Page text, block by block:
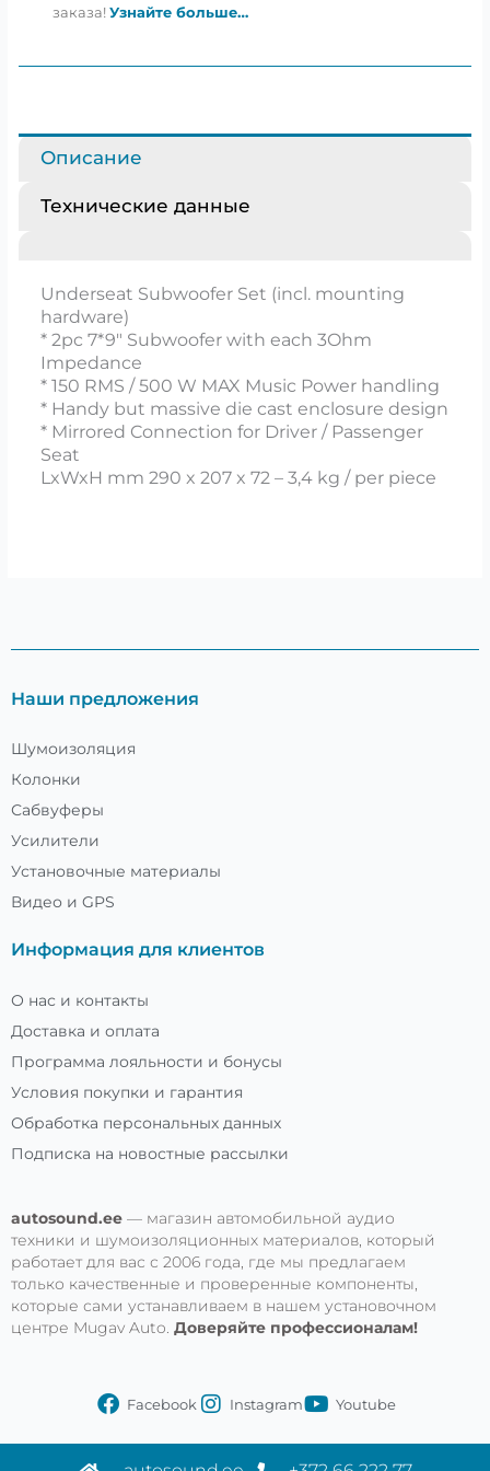
заказа!Узнайте больше…
Описание
Технические данные
Underseat Subwoofer Set (incl. mounting
hardware)
* 2pc 7*9″ Subwoofer with each 3Ohm
Impedance
* 150 RMS / 500 W MAX Music Power handling
* Handy but massive die cast enclosure design
* Mirrored Connection for Driver / Passenger
Seat
LxWxH mm 290 x 207 x 72 – 3,4 kg / per piece
Наши предложения
Шумоизоляция
Колонки
Сабвуферы
Усилители
Установочные материалы
Видео и GPS
Информация для клиентов
О нас и контакты
Доставка и оплата
Программа лояльности и бонусы
Условия покупки и гарантия
Обработка персональных данных
Подписка на новостные рассылки
autosound.ee — магазин автомобильной аудио
техники и шумоизоляционных материалов, который
работает для вас с 2006 года, где мы предлагаем
только качественные и проверенные компоненты,
которые сами устанавливаем в нашем установочном
центре Mugav Auto. Доверяйте профессионалам!
Facebook Instagram Youtube